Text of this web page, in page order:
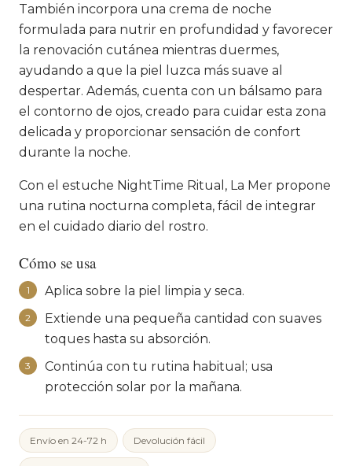
También incorpora una crema de noche
formulada para nutrir en profundidad y favorecer
la renovación cutánea mientras duermes,
ayudando a que la piel luzca más suave al
despertar. Además, cuenta con un bálsamo para
el contorno de ojos, creado para cuidar esta zona
delicada y proporcionar sensación de confort
durante la noche.
Con el estuche NightTime Ritual, La Mer propone
una rutina nocturna completa, fácil de integrar
en el cuidado diario del rostro.
Cómo se usa
1 Aplica sobre la piel limpia y seca.
2
Extiende una pequeña cantidad con suaves
toques hasta su absorción.
3
Continúa con tu rutina habitual; usa
protección solar por la mañana.
Envío en 24-72 h Devolución fácil